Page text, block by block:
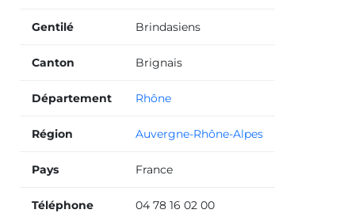
Gentilé Brindasiens
Canton Brignais
Département Rhône
Région Auvergne-Rhône-Alpes
Pays France
Téléphone 04 78 16 02 00